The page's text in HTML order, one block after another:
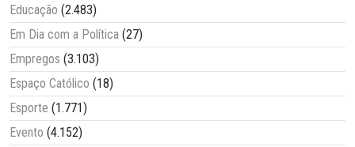
Educação (2.483)
Em Dia com a Política (27)
Empregos (3.103)
Espaço Católico (18)
Esporte (1.771)
Evento (4.152)